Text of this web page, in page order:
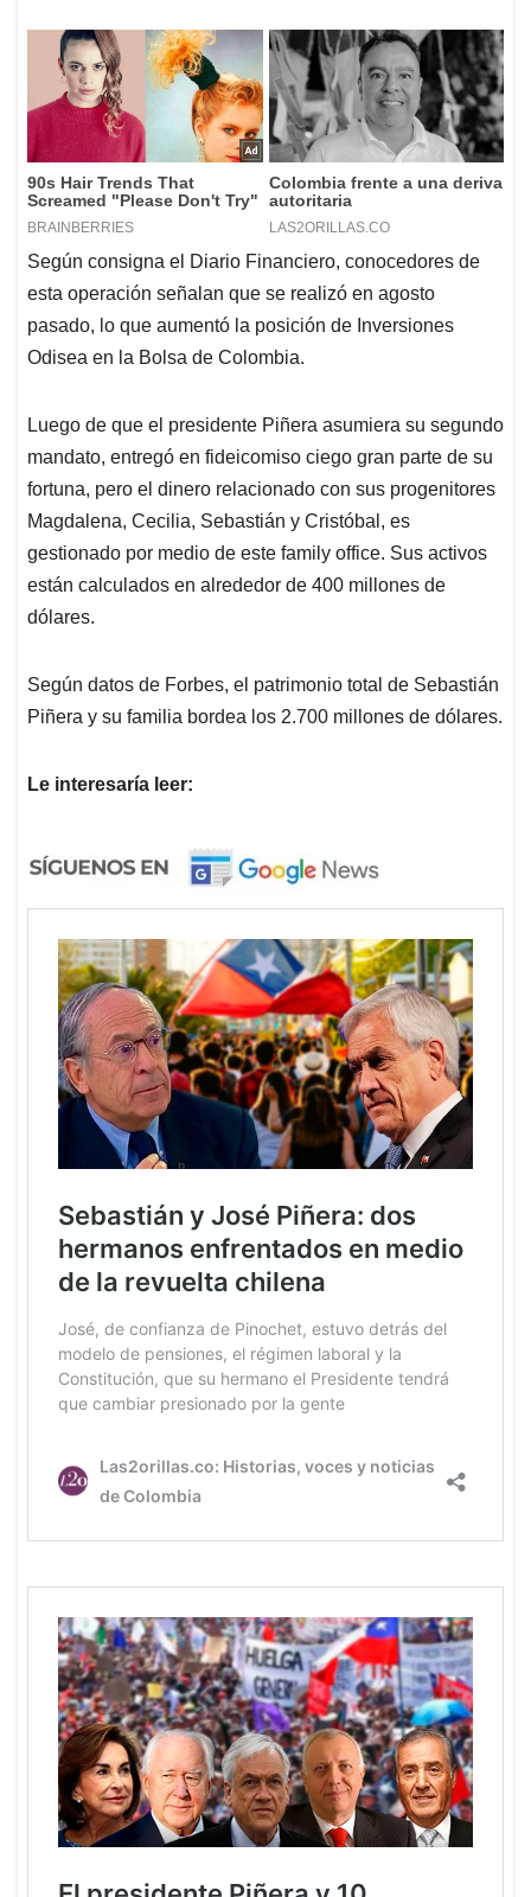
Según consigna el Diario Financiero, conocedores de
esta operación señalan que se realizó en agosto
pasado, lo que aumentó la posición de Inversiones
Odisea en la Bolsa de Colombia.
Luego de que el presidente Piñera asumiera su segundo
mandato, entregó en fideicomiso ciego gran parte de su
fortuna, pero el dinero relacionado con sus progenitores
Magdalena, Cecilia, Sebastián y Cristóbal, es
gestionado por medio de este family office. Sus activos
están calculados en alrededor de 400 millones de
dólares.
Según datos de Forbes, el patrimonio total de Sebastián
Piñera y su familia bordea los 2.700 millones de dólares.
Le interesaría leer: